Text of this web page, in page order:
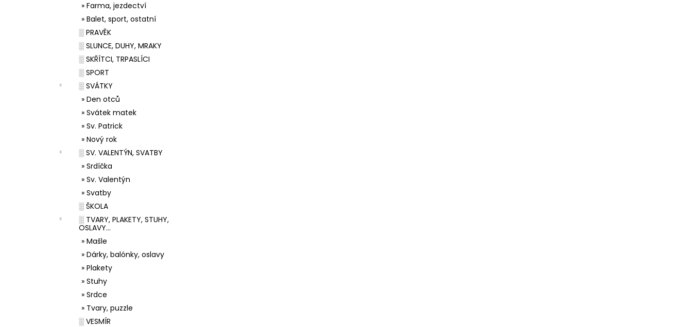
» Farma, jezdectví
» Balet, sport, ostatní
░ PRAVĚK
░ SLUNCE, DUHY, MRAKY
░ SKŘÍTCI, TRPASLÍCI
░ SPORT
░ SVÁTKY
» Den otců
» Svátek matek
» Sv. Patrick
» Nový rok
░ SV. VALENTÝN, SVATBY
» Srdíčka
» Sv. Valentýn
» Svatby
░ ŠKOLA
░ TVARY, PLAKETY, STUHY,
OSLAVY...
» Mašle
» Dárky, balónky, oslavy
» Plakety
» Stuhy
» Srdce
» Tvary, puzzle
░ VESMÍR